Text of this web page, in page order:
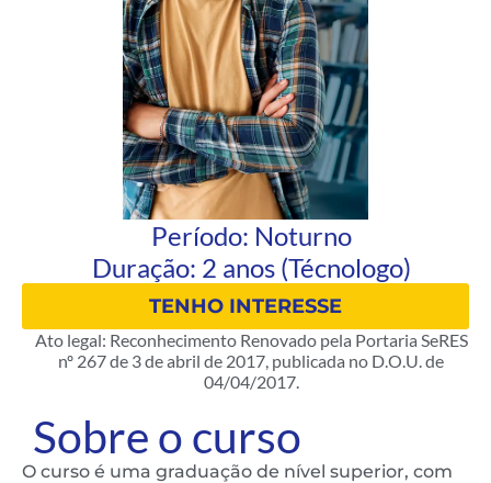
Período: Noturno
Duração: 2 anos (Técnologo)
TENHO INTERESSE
Ato legal: Reconhecimento Renovado pela Portaria SeRES
nº 267 de 3 de abril de 2017, publicada no D.O.U. de
04/04/2017.
Sobre o curso
O curso é uma graduação de nível superior, com